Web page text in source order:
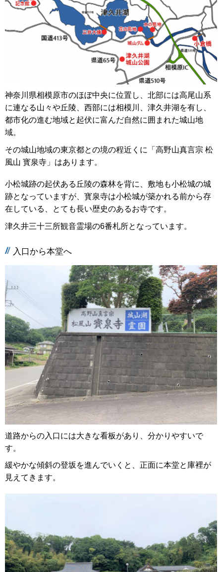
神奈川県相模原市のほぼ中央に位置し、北部には高尾山系
に連なる山々や丘陵、西部には相模川、津久井湖を有し、
都市化の進む地域と起伏に富んだ自然に囲まれた城山地
域。
その城山地域の東京都との境の程近くに「高野山真言宗 松
風山 寳泉寺」はあります。
小松城跡の起伏ある丘陵の森林を背に、敷地も小松城の城
跡となっていますが、寳泉寺は小松城が築かれる前から存
在している、とても長い歴史のあるお寺です。
津久井三十三所観音霊場の6番札所となっています。
入口から本堂へ
道路からの入口には大きな看板があり、分かりやすいで
す。
緩やかな傾斜の登坂を進んでいくと、正面に本堂と庫裡が
見えてきます。